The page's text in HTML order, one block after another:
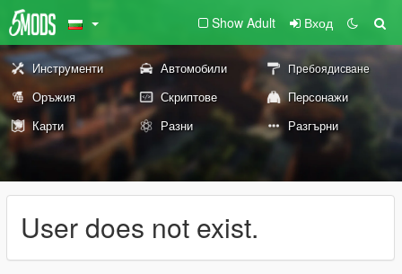
Show Adult Вход
Инструменти Автомобили Пребоядисване
Оръжия Скриптове
Персонажи
Карти
Разни Разгърни
User does not exist.